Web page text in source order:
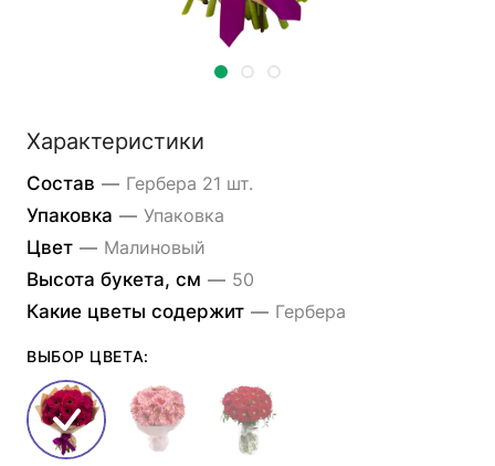
Характеристики
Состав — Гербера 21 шт.
Упаковка — Упаковка
Цвет — Малиновый
Высота букета, см — 50
Какие цветы содержит — Гербера
ВЫБОР ЦВЕТА: